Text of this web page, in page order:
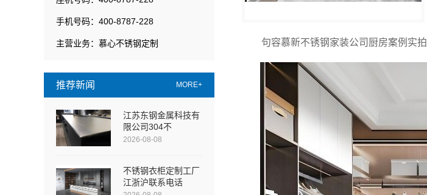
手机号码：400-8787-228
主营业务：慕心不锈钢定制
推荐新闻 MORE+
江苏东钢金属科技有
限公司304不
2026-08-08
不锈钢衣柜定制工厂
江浙沪联系电话
句容慕新不锈钢家装公司厨房案例实拍